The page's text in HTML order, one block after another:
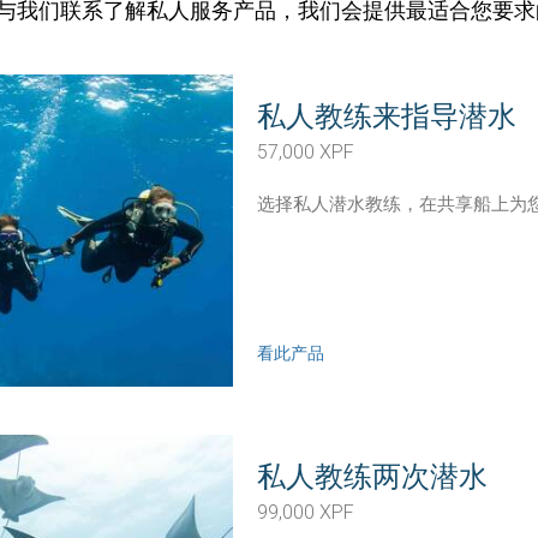
我们联系了解私人服务产品，我们会提供最适合您要求
私人教练来指导潜水
57,000 XPF
选择私人潜水教练，在共享船上为
看此产品
私人教练两次潜水
99,000 XPF